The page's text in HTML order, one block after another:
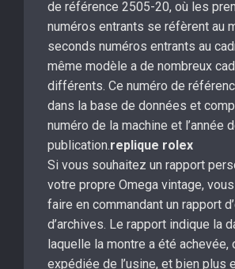
de référence 2505-20, où les
numéros entrants se réfèrent au
seconds numéros entrants au
même modèle a de nombreux
différents. Ce numéro de
dans la base de données et
numéro de la machine et l’année
publication.replique rolex
Si vous souhaitez un rapport
votre propre Omega vintage,
faire en commandant un rapport
d’archives. Le rapport indique la
laquelle la montre a été achevée,
expédiée de l’usine, et bien plus